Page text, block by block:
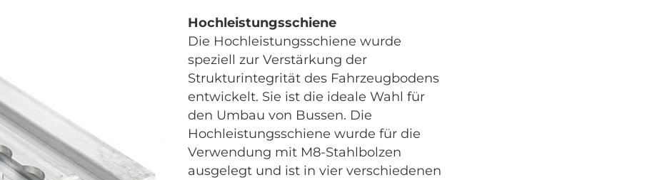
Hochleistungsschiene
Die Hochleistungsschiene wurde
speziell zur Verstärkung der
Strukturintegrität des Fahrzeugbodens
entwickelt. Sie ist die ideale Wahl für
den Umbau von Bussen. Die
Hochleistungsschiene wurde für die
Verwendung mit M8-Stahlbolzen
ausgelegt und ist in vier verschiedenen